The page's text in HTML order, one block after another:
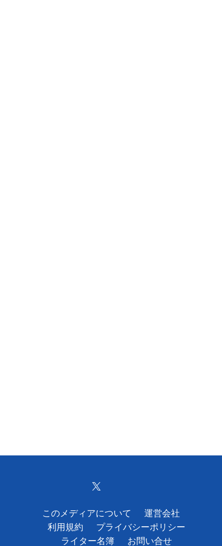
このメディアについて
運営会社
利用規約
プライバシーポリシー
ライター名簿
お問い合せ